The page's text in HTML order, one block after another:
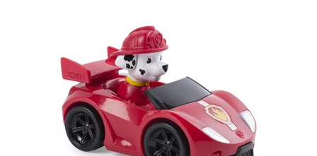
Záchranářské autíčko Tlapkové patroly a psí záchranář
Marshall
Dostupnost:
Skladem2
6192
Značka:
SPIN MASTER